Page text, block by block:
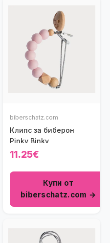
biberschatz.com
Клипс за биберон
Pinky Binky
11.25€
Купи от
biberschatz.com →